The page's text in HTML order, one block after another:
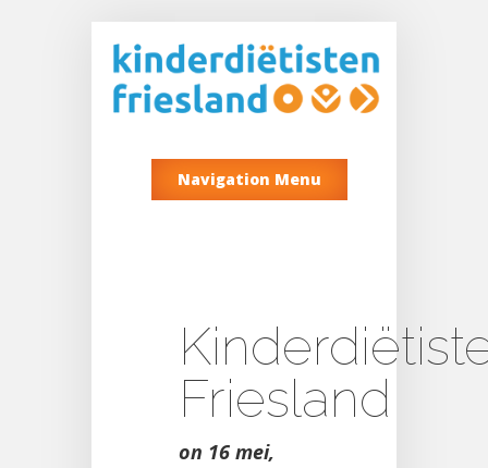
Navigation Menu
Friesland
on 16 mei,